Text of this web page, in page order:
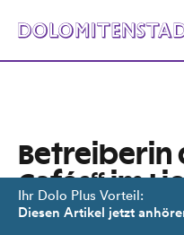
Ihr Dolo Plus Vorteil:
Diesen Artikel jetzt
Betreiberin
Cafés“ im
insolvent